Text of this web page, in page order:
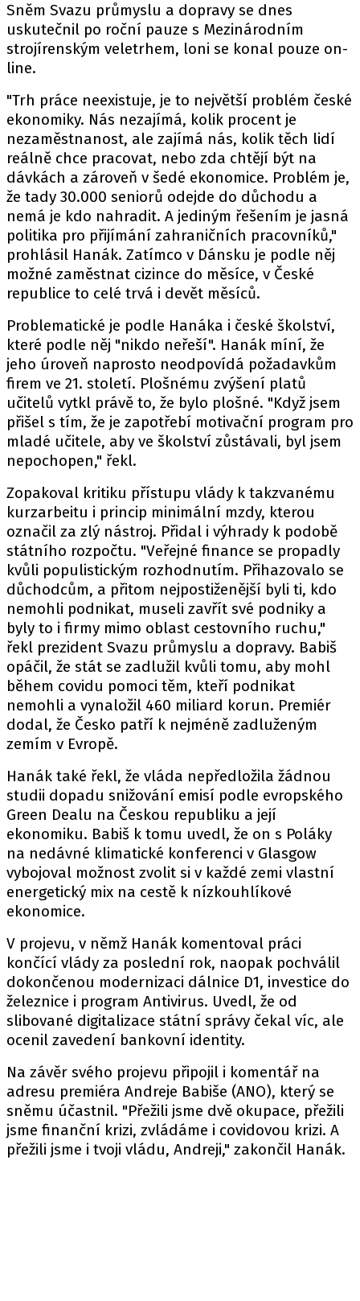
Sněm Svazu průmyslu a dopravy se dnes
uskutečnil po roční pauze s Mezinárodním
strojírenským veletrhem, loni se konal pouze on-
line.
"Trh práce neexistuje, je to největší problém české
ekonomiky. Nás nezajímá, kolik procent je
nezaměstnanost, ale zajímá nás, kolik těch lidí
reálně chce pracovat, nebo zda chtějí být na
dávkách a zároveň v šedé ekonomice. Problém je,
že tady 30.000 seniorů odejde do důchodu a
nemá je kdo nahradit. A jediným řešením je jasná
politika pro přijímání zahraničních pracovníků,"
prohlásil Hanák. Zatímco v Dánsku je podle něj
možné zaměstnat cizince do měsíce, v České
republice to celé trvá i devět měsíců.
Problematické je podle Hanáka i české školství,
které podle něj "nikdo neřeší". Hanák míní, že
jeho úroveň naprosto neodpovídá požadavkům
firem ve 21. století. Plošnému zvýšení platů
učitelů vytkl právě to, že bylo plošné. "Když jsem
přišel s tím, že je zapotřebí motivační program pro
mladé učitele, aby ve školství zůstávali, byl jsem
nepochopen," řekl.
Zopakoval kritiku přístupu vlády k takzvanému
kurzarbeitu i princip minimální mzdy, kterou
označil za zlý nástroj. Přidal i výhrady k podobě
státního rozpočtu. "Veřejné finance se propadly
kvůli populistickým rozhodnutím. Přihazovalo se
důchodcům, a přitom nejpostiženější byli ti, kdo
nemohli podnikat, museli zavřít své podniky a
byly to i firmy mimo oblast cestovního ruchu,"
řekl prezident Svazu průmyslu a dopravy. Babiš
opáčil, že stát se zadlužil kvůli tomu, aby mohl
během covidu pomoci těm, kteří podnikat
nemohli a vynaložil 460 miliard korun. Premiér
dodal, že Česko patří k nejméně zadluženým
zemím v Evropě.
Hanák také řekl, že vláda nepředložila žádnou
studii dopadu snižování emisí podle evropského
Green Dealu na Českou republiku a její
ekonomiku. Babiš k tomu uvedl, že on s Poláky
na nedávné klimatické konferenci v Glasgow
vybojoval možnost zvolit si v každé zemi vlastní
energetický mix na cestě k nízkouhlíkové
ekonomice.
V projevu, v němž Hanák komentoval práci
končící vlády za poslední rok, naopak pochválil
dokončenou modernizaci dálnice D1, investice do
železnice i program Antivirus. Uvedl, že od
slibované digitalizace státní správy čekal víc, ale
ocenil zavedení bankovní identity.
Na závěr svého projevu připojil i komentář na
adresu premiéra Andreje Babiše (ANO), který se
sněmu účastnil. "Přežili jsme dvě okupace, přežili
jsme finanční krizi, zvládáme i covidovou krizi. A
přežili jsme i tvoji vládu, Andreji," zakončil Hanák.